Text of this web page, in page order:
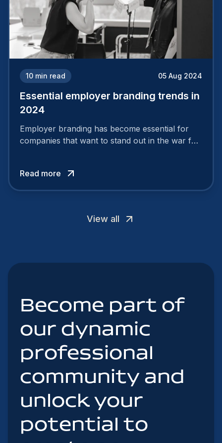
10 min read 05 Aug 2024
Essential employer branding trends in
2024
Employer branding has become essential for
companies that want to stand out in the war for
attract the best profiles.
Read more
View all
Become part of
our dynamic
professional
community and
unlock your
potential to